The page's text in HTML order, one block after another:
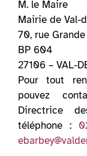
M. le Maire
Mairie de Val-
70, rue Grande
BP 604
27106 – VAL-
Pour tout
pouvez
Directrice
téléphone :